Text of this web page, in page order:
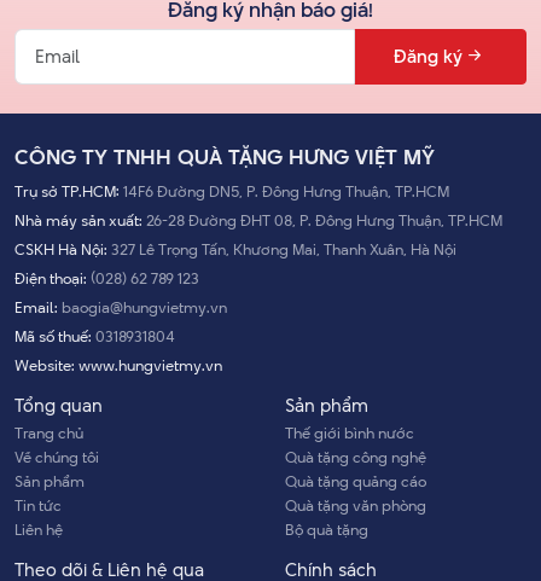
Đăng ký nhận báo giá!
Đăng ký
CÔNG TY TNHH QUÀ TẶNG HƯNG VIỆT MỸ
Trụ sở TP.HCM: 14F6 Đường DN5, P. Đông Hưng Thuận, TP.HCM
Nhà máy sản xuất: 26-28 Đường ĐHT 08, P. Đông Hưng Thuận, TP.HCM
CSKH Hà Nội: 327 Lê Trọng Tấn, Khương Mai, Thanh Xuân, Hà Nội
Điện thoại: (028) 62 789 123
Email: baogia@hungvietmy.vn
Mã số thuế: 0318931804
Website: www.hungvietmy.vn
Tổng quan
Trang chủ
Về chúng tôi
Sản phẩm
Tin tức
Liên hệ
Sản phẩm
Thế giới bình nước
Quà tặng công nghệ
Quà tặng quảng cáo
Quà tặng văn phòng
Bộ quà tặng
Chính sách
Theo dõi & Liên hệ qua